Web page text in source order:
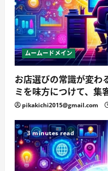
ムームードメイン
お店選びの常識が変わ
ミを味方につけて、集
pikakichi2015@gmail.com
3 minutes read